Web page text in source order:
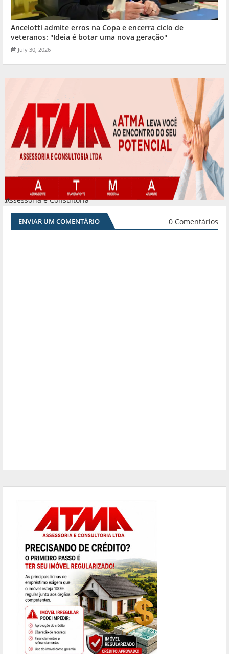
Ancelotti admite erros na Copa e encerra ciclo de
veteranos: "Ideia é botar uma nova geração"
July 30, 2026
Assessoria e Consultoria
#
ENVIAR UM COMENTÁRIO 0 Comentários